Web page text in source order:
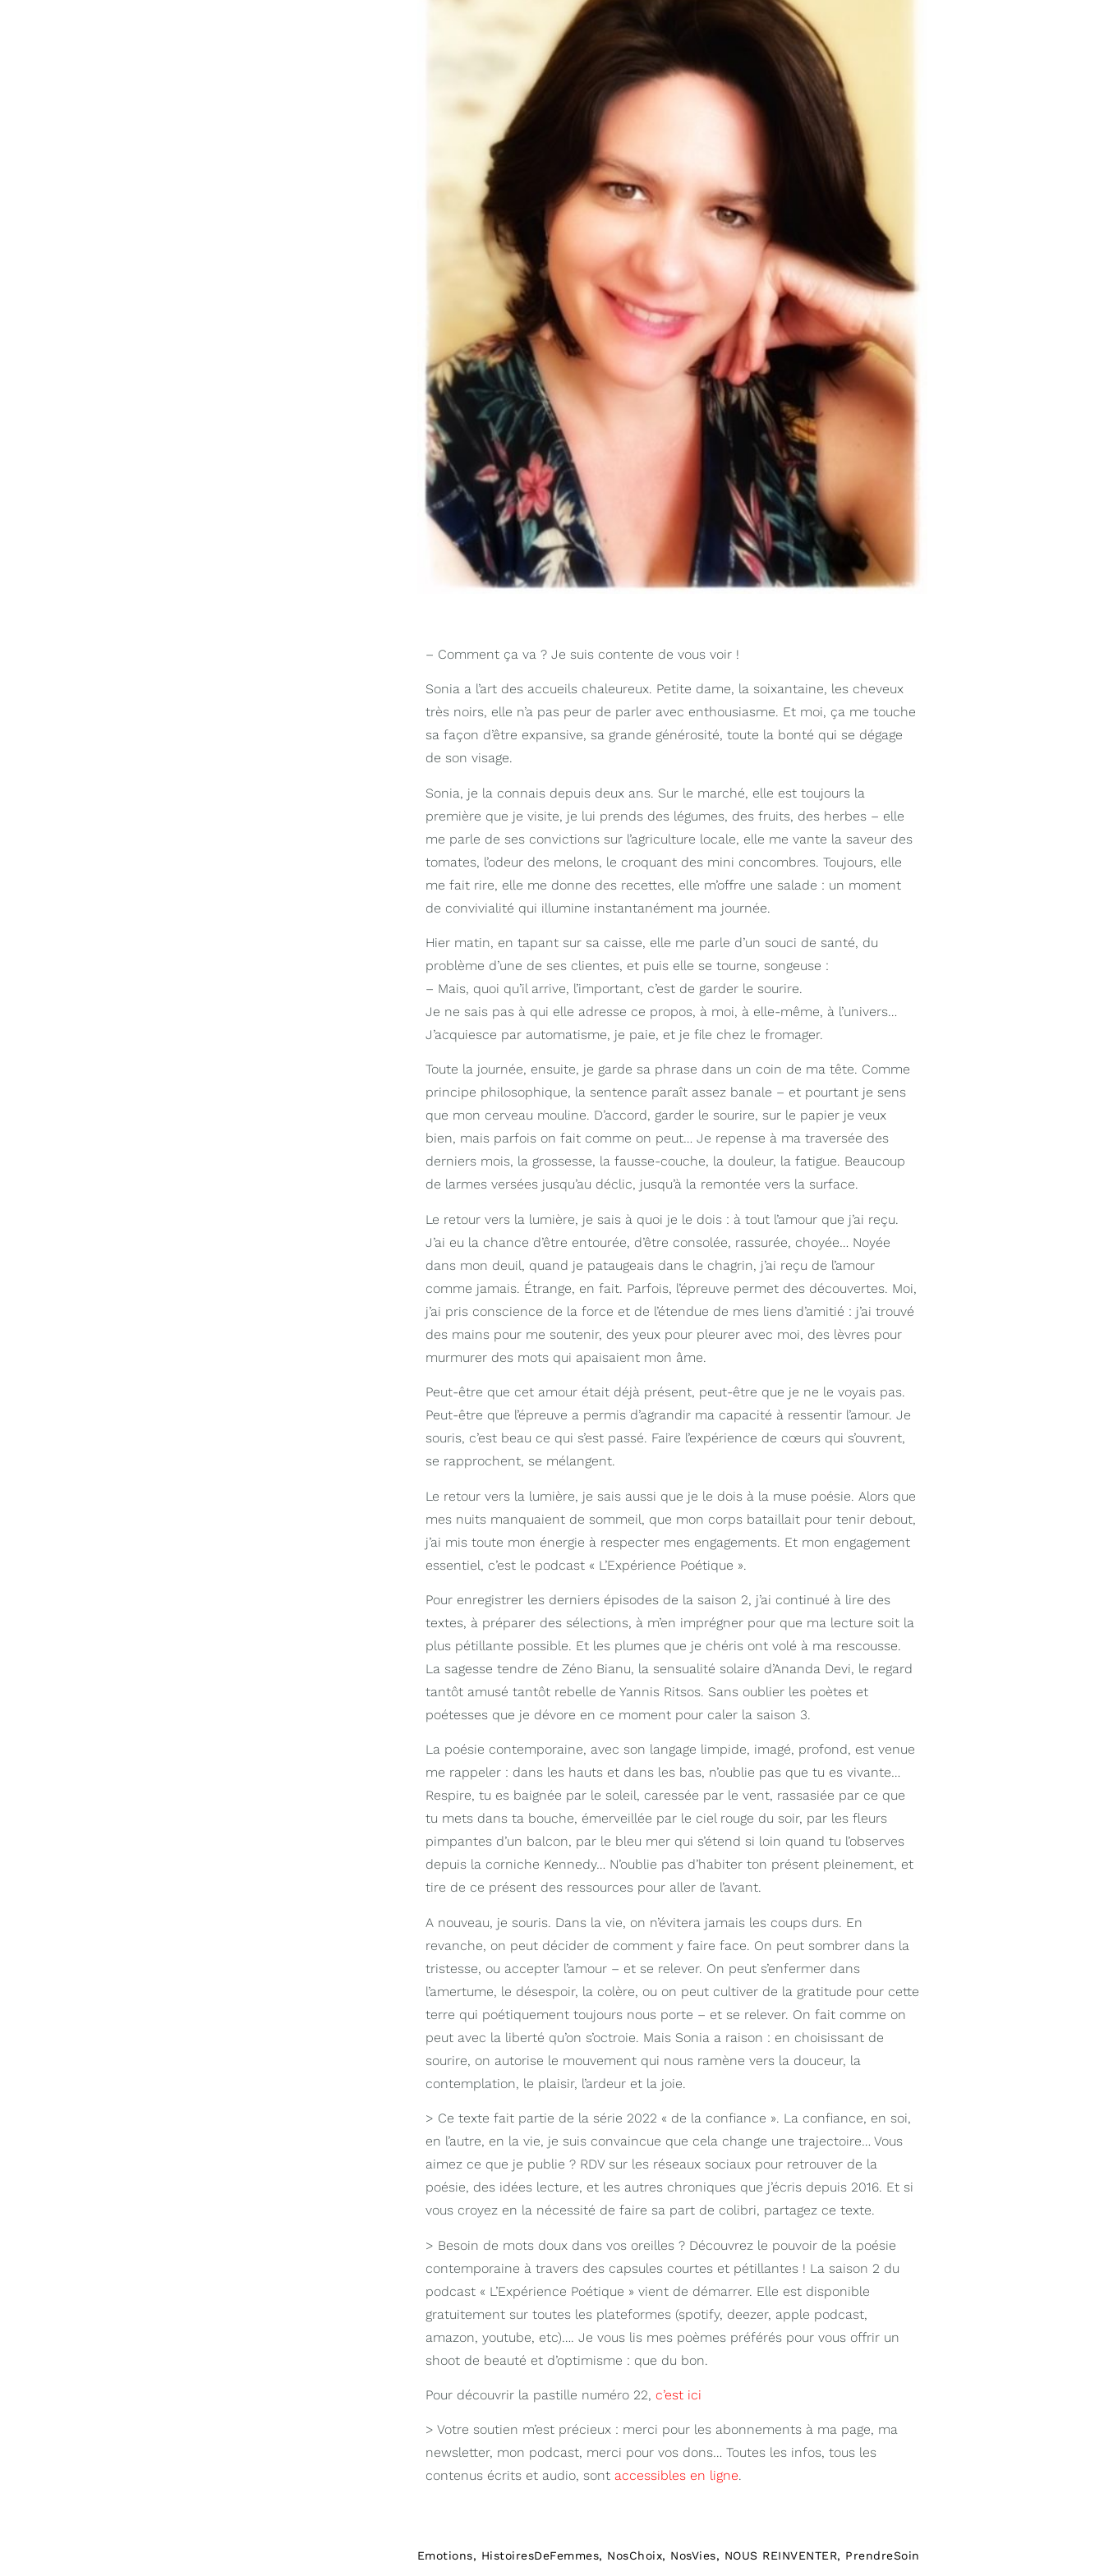
– Comment ça va ? Je suis contente de vous voir !
Sonia a l’art des accueils chaleureux. Petite dame, la soixantaine, les cheveux
très noirs, elle n’a pas peur de parler avec enthousiasme. Et moi, ça me touche
sa façon d’être expansive, sa grande générosité, toute la bonté qui se dégage
de son visage.
Sonia, je la connais depuis deux ans. Sur le marché, elle est toujours la
première que je visite, je lui prends des légumes, des fruits, des herbes – elle
me parle de ses convictions sur l’agriculture locale, elle me vante la saveur des
tomates, l’odeur des melons, le croquant des mini concombres. Toujours, elle
me fait rire, elle me donne des recettes, elle m’offre une salade : un moment
de convivialité qui illumine instantanément ma journée.
Hier matin, en tapant sur sa caisse, elle me parle d’un souci de santé, du
problème d’une de ses clientes, et puis elle se tourne, songeuse :
– Mais, quoi qu’il arrive, l’important, c’est de garder le sourire.
Je ne sais pas à qui elle adresse ce propos, à moi, à elle-même, à l’univers…
J’acquiesce par automatisme, je paie, et je file chez le fromager.
Toute la journée, ensuite, je garde sa phrase dans un coin de ma tête. Comme
principe philosophique, la sentence paraît assez banale – et pourtant je sens
que mon cerveau mouline. D’accord, garder le sourire, sur le papier je veux
bien, mais parfois on fait comme on peut… Je repense à ma traversée des
derniers mois, la grossesse, la fausse-couche, la douleur, la fatigue. Beaucoup
de larmes versées jusqu’au déclic, jusqu’à la remontée vers la surface.
Le retour vers la lumière, je sais à quoi je le dois : à tout l’amour que j’ai reçu.
J’ai eu la chance d’être entourée, d’être consolée, rassurée, choyée… Noyée
dans mon deuil, quand je pataugeais dans le chagrin, j’ai reçu de l’amour
comme jamais. Étrange, en fait. Parfois, l’épreuve permet des découvertes. Moi,
j’ai pris conscience de la force et de l’étendue de mes liens d’amitié : j’ai trouvé
des mains pour me soutenir, des yeux pour pleurer avec moi, des lèvres pour
murmurer des mots qui apaisaient mon âme.
Peut-être que cet amour était déjà présent, peut-être que je ne le voyais pas.
Peut-être que l’épreuve a permis d’agrandir ma capacité à ressentir l’amour. Je
souris, c’est beau ce qui s’est passé. Faire l’expérience de cœurs qui s’ouvrent,
se rapprochent, se mélangent.
Le retour vers la lumière, je sais aussi que je le dois à la muse poésie. Alors que
mes nuits manquaient de sommeil, que mon corps bataillait pour tenir debout,
j’ai mis toute mon énergie à respecter mes engagements. Et mon engagement
essentiel, c’est le podcast « L’Expérience Poétique ».
Pour enregistrer les derniers épisodes de la saison 2, j’ai continué à lire des
textes, à préparer des sélections, à m’en imprégner pour que ma lecture soit la
plus pétillante possible. Et les plumes que je chéris ont volé à ma rescousse.
La sagesse tendre de Zéno Bianu, la sensualité solaire d’Ananda Devi, le regard
tantôt amusé tantôt rebelle de Yannis Ritsos. Sans oublier les poètes et
poétesses que je dévore en ce moment pour caler la saison 3.
La poésie contemporaine, avec son langage limpide, imagé, profond, est venue
me rappeler : dans les hauts et dans les bas, n’oublie pas que tu es vivante…
Respire, tu es baignée par le soleil, caressée par le vent, rassasiée par ce que
tu mets dans ta bouche, émerveillée par le ciel rouge du soir, par les fleurs
pimpantes d’un balcon, par le bleu mer qui s’étend si loin quand tu l’observes
depuis la corniche Kennedy… N’oublie pas d’habiter ton présent pleinement, et
tire de ce présent des ressources pour aller de l’avant.
A nouveau, je souris. Dans la vie, on n’évitera jamais les coups durs. En
revanche, on peut décider de comment y faire face. On peut sombrer dans la
tristesse, ou accepter l’amour – et se relever. On peut s’enfermer dans
l’amertume, le désespoir, la colère, ou on peut cultiver de la gratitude pour cette
terre qui poétiquement toujours nous porte – et se relever. On fait comme on
peut avec la liberté qu’on s’octroie. Mais Sonia a raison : en choisissant de
sourire, on autorise le mouvement qui nous ramène vers la douceur, la
contemplation, le plaisir, l’ardeur et la joie.
> Ce texte fait partie de la série 2022 « de la confiance ». La confiance, en soi,
en l’autre, en la vie, je suis convaincue que cela change une trajectoire… Vous
aimez ce que je publie ? RDV sur les réseaux sociaux pour retrouver de la
poésie, des idées lecture, et les autres chroniques que j’écris depuis 2016. Et si
vous croyez en la nécessité de faire sa part de colibri, partagez ce texte.
> Besoin de mots doux dans vos oreilles ? Découvrez le pouvoir de la poésie
contemporaine à travers des capsules courtes et pétillantes ! La saison 2 du
podcast « L’Expérience Poétique » vient de démarrer. Elle est disponible
gratuitement sur toutes les plateformes (spotify, deezer, apple podcast,
amazon, youtube, etc)…. Je vous lis mes poèmes préférés pour vous offrir un
shoot de beauté et d’optimisme : que du bon.
Pour découvrir la pastille numéro 22, c’est ici
> Votre soutien m’est précieux : merci pour les abonnements à ma page, ma
newsletter, mon podcast, merci pour vos dons… Toutes les infos, tous les
contenus écrits et audio, sont accessibles en ligne.
Emotions, HistoiresDeFemmes, NosChoix, NosVies, NOUS REINVENTER, PrendreSoin